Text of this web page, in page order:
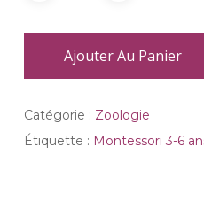
Ajouter Au Panier
Catégorie : Zoologie
Étiquette : Montessori 3-6